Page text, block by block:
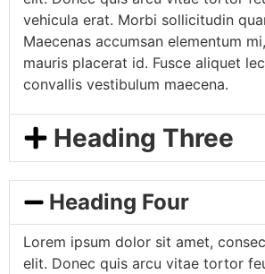
vehicula erat. Morbi sollicitudin
Maecenas accumsan elementum
mauris placerat id. Fusce aliquet
convallis vestibulum maecena.
Heading Three
Heading Four
Lorem ipsum dolor sit amet,
elit. Donec quis arcu vitae tortor